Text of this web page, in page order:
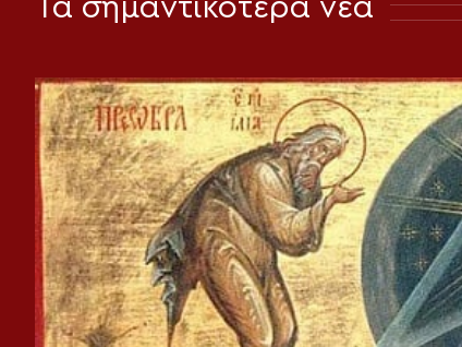
Τα σημαντικότερα νέα